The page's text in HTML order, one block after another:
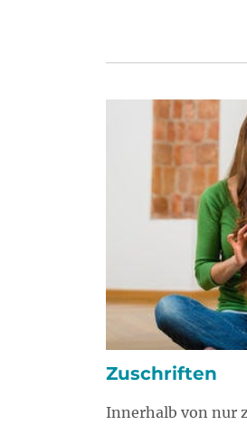
Zuschriften
Innerhalb von nur